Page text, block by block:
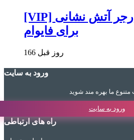
[VIP] دانلود ماد دوج چارجر آتش نشانی
برای فایوام
166 روز قبل
ورود به سایت
ورود به سایت
راه های ارتباطی